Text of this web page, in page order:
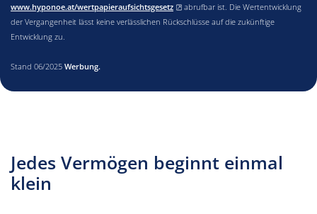
www.hyponoe.at/wertpapieraufsichtsgesetz
abrufbar ist. Die Wertentwicklung
der Vergangenheit lässt keine verlässlichen Rückschlüsse auf die zukünftige
Entwicklung zu.
Stand 06/2025 Werbung.
Jedes Vermögen beginnt einmal
klein